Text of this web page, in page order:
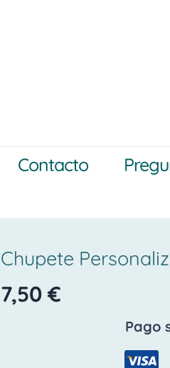
Contacto
Chupete
7,50€
Pago
Chupete
personalizado